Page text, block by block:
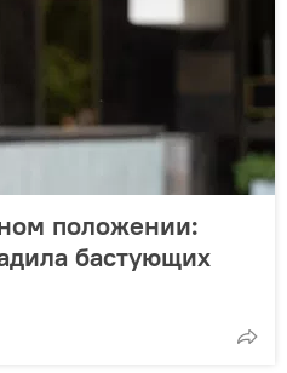
положении:
бастующих